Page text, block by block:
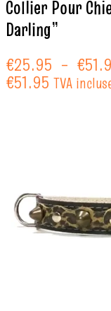
Collier Pour
Darling”
€25.95 – €
€51.95 TVA